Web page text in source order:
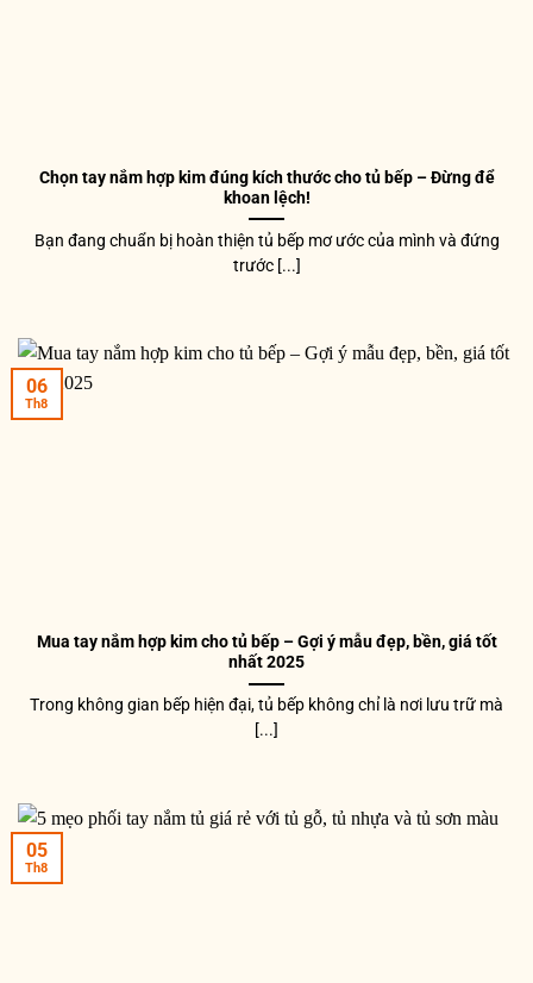
Chọn tay nắm hợp kim đúng kích thước cho tủ bếp – Đừng để
khoan lệch!
Bạn đang chuẩn bị hoàn thiện tủ bếp mơ ước của mình và đứng
trước [...]
Mua tay nắm hợp kim cho tủ bếp – Gợi ý mẫu đẹp, bền, giá tốt
nhất 2025
Trong không gian bếp hiện đại, tủ bếp không chỉ là nơi lưu trữ mà
[...]
06
Th8
05
Th8